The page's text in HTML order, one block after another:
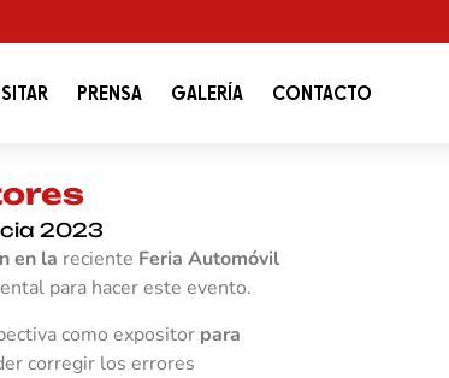
PRENSA GALERÍA CONTACTO
2023
en la reciente Feria Automóvil
para hacer este evento.
como expositor para
corregir los errores